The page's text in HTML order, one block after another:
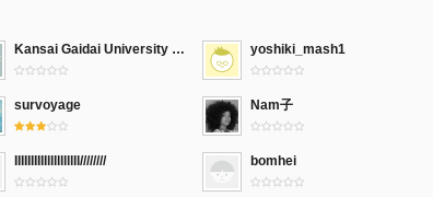
Kansai Gaidai University Library & Media Center yoshiki_mash1
survoyage Nam子
IIIIIIIIIIllllllllll//////// bomhei